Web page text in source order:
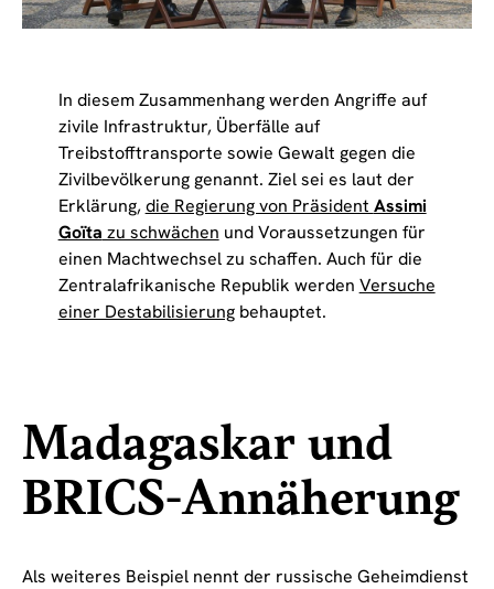
In diesem Zusammenhang werden Angriffe auf
zivile Infrastruktur, Überfälle auf
Treibstofftransporte sowie Gewalt gegen die
Zivilbevölkerung genannt. Ziel sei es laut der
Erklärung,die Regierung von Präsident Assimi
Goïta zu schwächen und Voraussetzungen für
einen Machtwechsel zu schaffen. Auch für die
Zentralafrikanische Republik werden Versuche
einer Destabilisierungbehauptet.
Madagaskar und
BRICS-Annäherung
Als weiteres Beispiel nennt der russische Geheimdienst